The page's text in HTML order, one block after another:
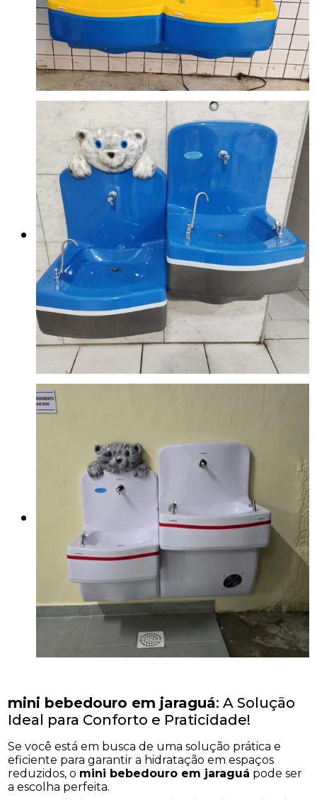
mini bebedouro em jaraguá: A Solução
Ideal para Conforto e Praticidade!
Se você está em busca de uma solução prática e
eficiente para garantir a hidratação em espaços
reduzidos, o mini bebedouro em jaraguá pode ser
a escolha perfeita.